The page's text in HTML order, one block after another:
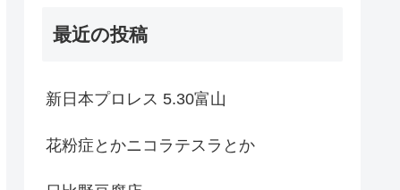
最近の投稿
新日本プロレス 5.30富山
花粉症とかニコラテスラとか